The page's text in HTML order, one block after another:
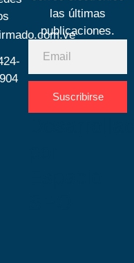
las últimas
publicaciones.
Suscribirse